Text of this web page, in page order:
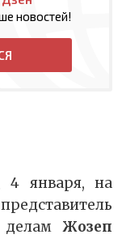
новостей!
4 января, на
Жозеп